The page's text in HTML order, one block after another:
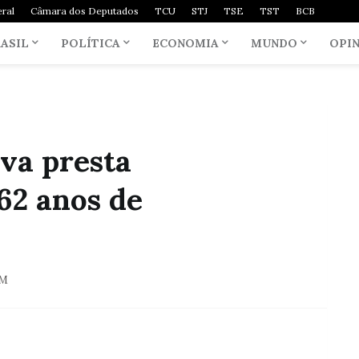
Câmara dos Deputados TCU STJ TSE TST BCB
POLÍTICA ECONOMIA MUNDO
presta
anos de